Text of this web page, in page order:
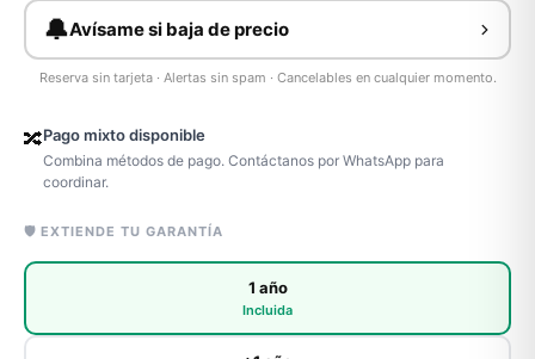
🔔Avísame si baja de precio
Reserva sin tarjeta · Alertas sin spam · Cancelables en cualquier momento.
🔀Pago mixto disponible
Combina métodos de pago. Contáctanos por WhatsApp para
coordinar.
🛡️ EXTIENDE TU GARANTÍA
1 año
Incluida